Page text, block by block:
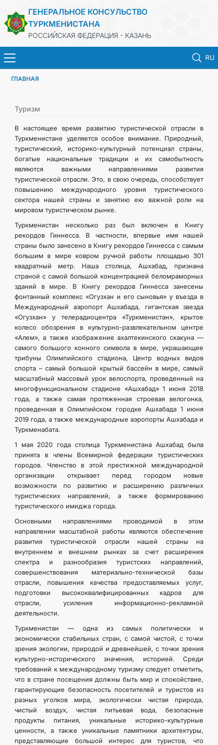
ГЕНЕРАЛЬНОЕ КОНСУЛЬСТВО
ТУРКМЕНИСТАНА
РОССИЙСКАЯ ФЕДЕРАЦИЯ - КАЗАНЬ
RU
КОНСУЛЬСКИЕ УСЛУГИ
ОБ ОРГАНИЗАЦИИ
ОБЪЯВЛЕНИЯ
ГЛАВНАЯ
Туризм
В настоящее время развитию туристической отрасли в
Туркменистане уделяется особое внимание. Природный,
туристический, историко-культурный потенциал страны,
богатые национальные традиции и их самобытность
являются важными направлениями развития
туристической отрасли. Это, в свою очередь, способствует
повышению международного уровня туристического
сектора нашей страны и занятию ею важной роли на
мировом туристическом рынке.
Туркменистан несколько раз был включен в Книгу
рекордов Гиннесса. В частности, впервые имя нашей
страны было занесено в Книгу рекордов Гиннесса с самым
большим в мире ковром ручной работы площадью 301
квадратный метр. Наша столица, Ашхабад, признана
страной с самой большой концентрацией беломраморных
зданий в мире. В Книгу рекордов Гиннесса занесены
фонтанный комплекс «Огузхан и его сыновья» у въезда в
Международный аэропорт Ашхабада, гигантская звезда
«Огузхан» у телерадиоцентра «Туркменистан», крытое
колесо обозрения в культурно-развлекательном центре
«Алем», а также изображение ахалтекинского скакуна —
самого большого конного символа в мире, украшающее
трибуны Олимпийского стадиона, Центр водных видов
спорта – самый большой крытый бассейн в мире, самый
масштабный массовый урок велоспорта, проведенный на
многофункциональном стадионе «Ашхабад» 1 июня 2018
года, а также самая протяженная строевая велогонка,
проведенная в Олимпийском городке Ашхабада 1 июня
2019 года, а также международные аэропорты Ашхабада и
Туркменабата.
1 мая 2020 года столица Туркменистана Ашхабад была
принята в члены Всемирной федерации туристических
городов. Членство в этой престижной международной
организации открывает перед городом новые
возможности по развитию и расширению различных
туристических направлений, а также формированию
туристического имиджа города.
Основными направлениями проводимой в этом
направлении масштабной работы являются обеспечение
развития туристической отрасли нашей страны на
внутреннем и внешнем рынках за счет расширения
спектра и разнообразия туристских направлений,
совершенствования материально-технической базы
отрасли, повышения качества предоставляемых услуг,
подготовки высококвалифицированных кадров для
отрасли, усиления информационно-рекламной
деятельности.
Туркменистан — одна из самых политически и
экономически стабильных стран, с самой чистой, с точки
зрения экологии, природой и древнейшей, с точки зрения
культурно-исторического значения, историей. Среди
требований к международному туризму следует отметить,
что в стране посещения должны быть мир и спокойствие,
гарантирующие безопасность посетителей и туристов из
разных уголков мира, экологически чистая природа,
чистый воздух, чистая питьевая вода, безопасные
продукты питания, уникальные историко-культурные
ценности, а также уникальные памятники архитектуры,
представляющие большой интерес для туристов, что